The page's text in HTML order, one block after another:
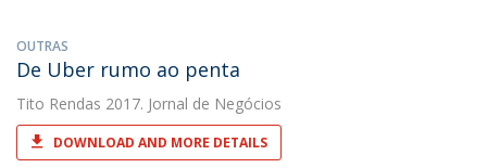
OUTRAS
De Uber rumo ao penta
Tito Rendas 2017. Jornal de Negócios
DOWNLOAD AND MORE DETAILS